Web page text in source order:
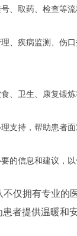
、取药、检查等流
、疾病监测、伤
、卫生、康复锻炼
支持，帮助患者面
的信息和建议，以
拥有专业的
者提供温暖和